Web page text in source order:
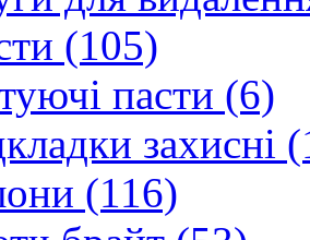
(105)
пасти (6)
захисні
(116)